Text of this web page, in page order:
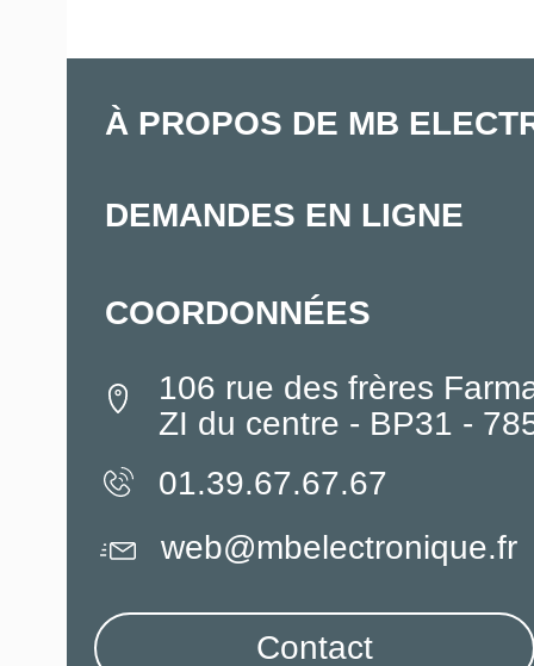
À PROPOS DE MB
DEMANDES EN LIGNE
COORDONNÉES
106 rue des frères
ZI du centre - BP31 -
01.39.67.67.67
web@mbelectronique.fr
Contact